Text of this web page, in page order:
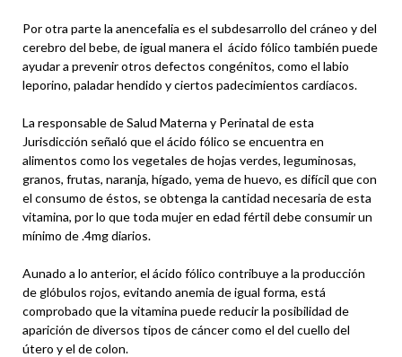
Por otra parte la anencefalia es el subdesarrollo del cráneo y del
cerebro del bebe, de igual manera el ácido fólico también puede
ayudar a prevenir otros defectos congénitos, como el labio
leporino, paladar hendido y ciertos padecimientos cardíacos.
La responsable de Salud Materna y Perinatal de esta
Jurisdicción señaló que el ácido fólico se encuentra en
alimentos como los vegetales de hojas verdes, leguminosas,
granos, frutas, naranja, hígado, yema de huevo, es difícil que con
el consumo de éstos, se obtenga la cantidad necesaria de esta
vitamina, por lo que toda mujer en edad fértil debe consumir un
mínimo de .4mg diarios.
Aunado a lo anterior, el ácido fólico contribuye a la producción
de glóbulos rojos, evitando anemia de igual forma, está
comprobado que la vitamina puede reducir la posibilidad de
aparición de diversos tipos de cáncer como el del cuello del
útero y el de colon.